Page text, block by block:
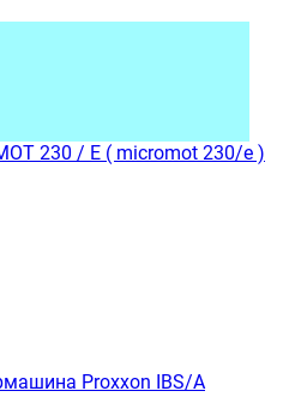
230 / E ( micromot 230/e )
Proxxon IBS/A